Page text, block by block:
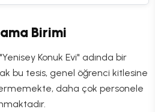
Birimi
Konuk Evi" adında bir
bu tesis, genel öğrenci kitlesine
daha çok personele